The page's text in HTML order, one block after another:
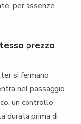
per assenze
prezzo
si fermano
nel passaggio
un controllo
durata prima di